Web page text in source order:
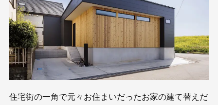
住宅街の一角で元々お住まいだったお家の建て替えだ